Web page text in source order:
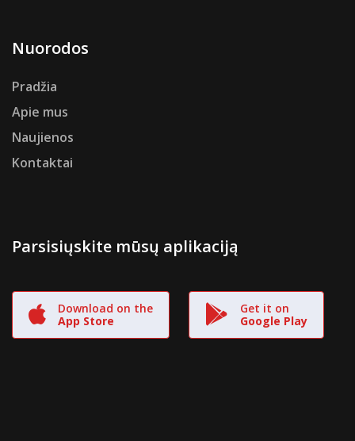
Nuorodos
Pradžia
Apie mus
Naujienos
Kontaktai
Parsisiųskite mūsų aplikaciją
Download on the
App Store
Get it on
Google Play